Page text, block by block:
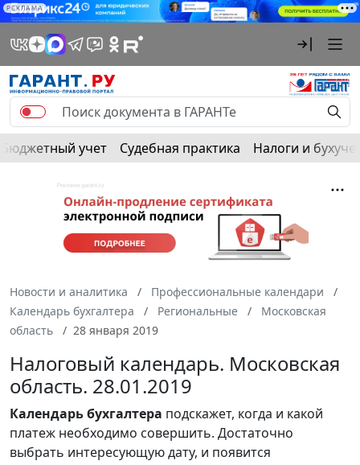
РЕКЛАМА
Бюджетный учет Судебная практика Налоги и
Новости и аналитика
Профессиональные календари
Календарь бухгалтера
Региональные
Московская
область
28 января 2019
Налоговый календарь. Московская
область. 28.01.2019
Календарьбухгалтера подскажет, когда и какой
платеж необходимо совершить. Достаточно
выбрать интересующую дату, и появится